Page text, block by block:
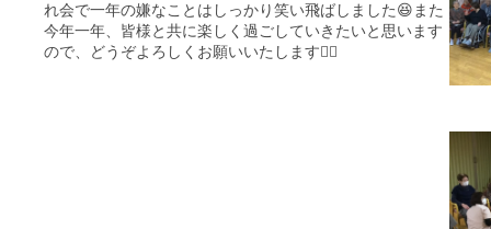
れ会で一年の嫌なことはしっかり笑い飛ばしました😆また
今年一年、皆様と共に楽しく過ごしていきたいと思います
ので、どうぞよろしくお願いいたします🙇‍♀️